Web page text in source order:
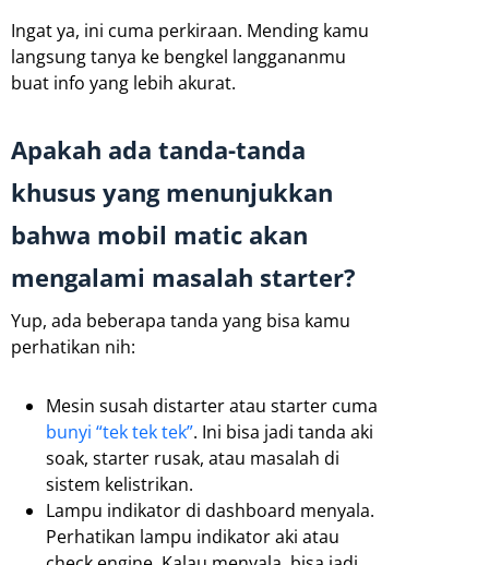
Ingat ya, ini cuma perkiraan. Mending kamu
langsung tanya ke bengkel langgananmu
buat info yang lebih akurat.
Apakah ada tanda-tanda
khusus yang menunjukkan
bahwa mobil matic akan
mengalami masalah starter?
Yup, ada beberapa tanda yang bisa kamu
perhatikan nih:
Mesin susah distarter atau starter cuma
bunyi “tek tek tek”. Ini bisa jadi tanda aki
soak, starter rusak, atau masalah di
sistem kelistrikan.
Lampu indikator di dashboard menyala.
Perhatikan lampu indikator aki atau